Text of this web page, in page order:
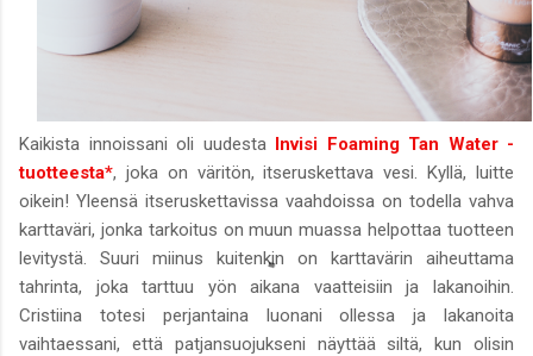
Kaikista innoissani oli uudesta Invisi Foaming Tan Water -
tuotteesta*, joka on väritön, itseruskettava vesi. Kyllä, luitte
oikein! Yleensä itseruskettavissa vaahdoissa on todella vahva
karttaväri, jonka tarkoitus on muun muassa helpottaa tuotteen
levitystä. Suuri miinus kuitenkin on karttavärin aiheuttama
tahrinta, joka tarttuu yön aikana vaatteisiin ja lakanoihin.
Cristiina totesi perjantaina luonani ollessa ja lakanoita
vaihtaessani, että patjansuojukseni näyttää siltä, kun olisin